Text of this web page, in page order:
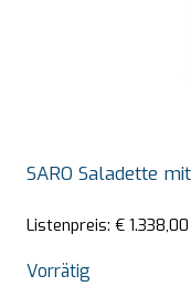
SARO Saladette
Listenpreis: € 1.338,00
Vorrätig